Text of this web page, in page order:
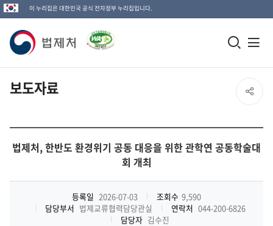
이 누리집은 대한민국 공식 전자정부 누리집입니다.
법
제
처
고
모
기
보도자료 SNS
유
법제처, 한반도 환경위기 공동 대응을 위한 관학연 공동학술대
회 개최
등록일 2026-07-03 조회수 9,590
담당부서 법제교류협력담당관실 연락처 044-200-6826
담당자 김수진